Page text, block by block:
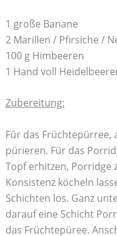
1 große Banane
2 Marillen / Pfirsiche /
100 g Himbeeren
1 Hand voll
Zubereitung:
Für das Früchtepürree,
pürieren. Für das
Topf erhitzen, Porridge
Konsistenz köcheln
Schichten los. Ganz
darauf eine Schicht
das Früchtepüree.